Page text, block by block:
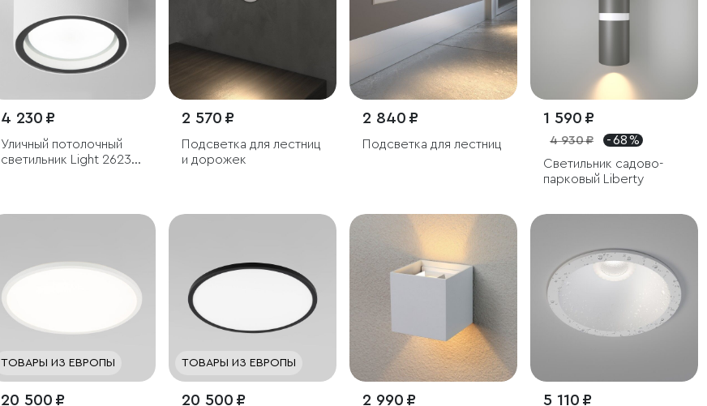
4 230 ₽
Уличный потолочный
светильник Light 26231
2 570 ₽
Подсветка для лестниц
и дорожек
2 840 ₽
Подсветка для лестниц
1 590 ₽
4 930 ₽
- 68 %
Светильник садово-
парковый Liberty
ТОВАРЫ ИЗ ЕВРОПЫ
20 500 ₽
ТОВАРЫ ИЗ ЕВРОПЫ
20 500 ₽ 2 990 ₽ 5 110 ₽